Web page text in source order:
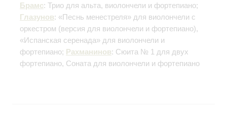
Брамс: Трио для альта, виолончели и фортепиано;
Глазунов: «Песнь менестреля» для виолончели с
оркестром (версия для виолончели и фортепиано),
«Испанская серенада» для виолончели и
фортепиано; Рахманинов: Сюита № 1 для двух
фортепиано, Соната для виолончели и фортепиано